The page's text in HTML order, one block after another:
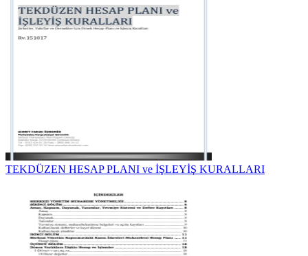
TEKDÜZEN HESAP PLANI ve İŞLEYİŞ KURALLARI